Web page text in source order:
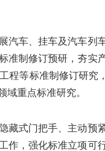
汽车、挂车及汽车列
准制修订预研，夯实
程等标准制修订研究
域重点标准研究。
藏式门把手、主动预
作，强化标准立项可